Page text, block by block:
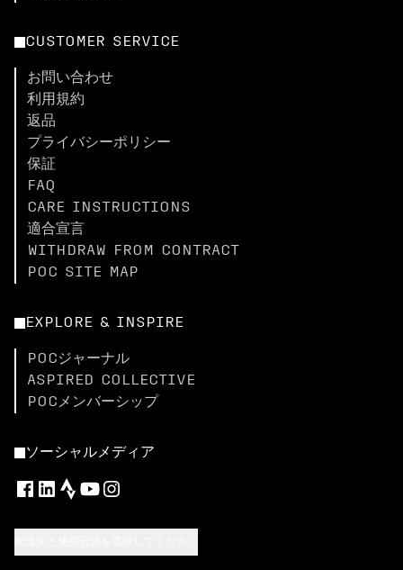
CUSTOMER SERVICE
お問い合わせ
利用規約
返品
プライバシーポリシー
保証
FAQ
CARE INSTRUCTIONS
適合宣言
WITHDRAW FROM CONTRACT
POC SITE MAP
EXPLORE & INSPIRE
POCジャーナル
ASPIRED COLLECTIVE
POCメンバーシップ
ソーシャルメディア